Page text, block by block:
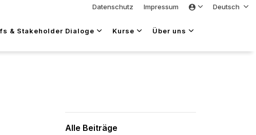
& Stakeholder Dialoge Kurse Über uns
Datenschutz Impressum Deutsch
Alle Beiträge